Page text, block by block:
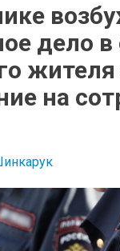
дело
жителя
на